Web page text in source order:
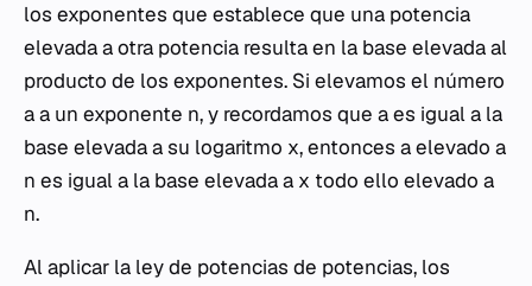
los exponentes que establece que una potencia
elevada a otra potencia resulta en la base elevada al
producto de los exponentes. Si elevamos el número
aa un exponente n, y recordamos que aes igual a la
base elevada a su logaritmo x, entonces aelevado a
n es igual a la base elevada a x todo ello elevado a
n.
Al aplicar la ley de potencias de potencias, los